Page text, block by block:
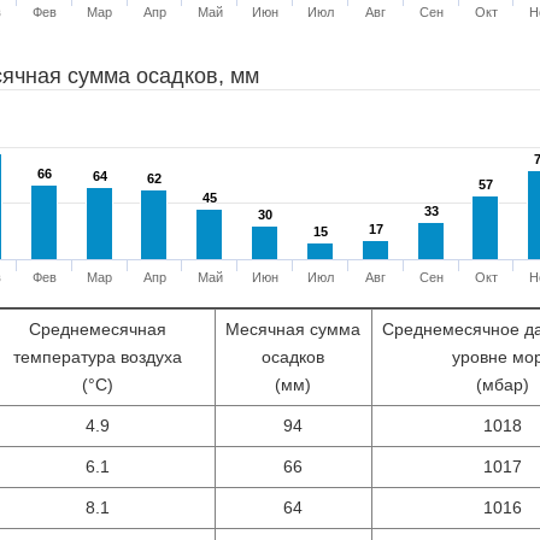
Фев Мар Апр Май Июн Июл Авг Сен Окт
сумма осадков, мм
66
66 64
64 62
62
45
45
30
30
15
15 17
17
33
33
57
57
Фев Мар Апр Май Июн Июл Авг Сен Окт
Среднемесячная
температура воздуха
(°С)
Месячная сумма
осадков
(мм)
Среднемесячное
уровне
(мбар)
4.9 94 1018
6.1 66 1017
8.1 64 1016